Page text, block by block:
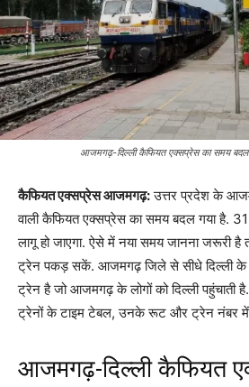
आजमगढ़-दिल्ली कैफियत एक्सप्रेस का समय
कैफियत एक्सप्रेस आजमगढ़:उत्तर प्रदेश के
वाली कैफियत एक्सप्रेस का समय बदल गया है.
लागू हो जाएगा. ऐसे में नया समय जानना जरूरी
ट्रेन पकड़ सकें. आजमगढ़ जिले से सीधे दिल्ली के
ट्रेन है जो आजमगढ़ के लोगों को दिल्ली पहुंचाती
ट्रेनों के टाइम टेबल, उनके रूट और ट्रेन नंबर में
आजमगढ़-दिल्ली कैफियत